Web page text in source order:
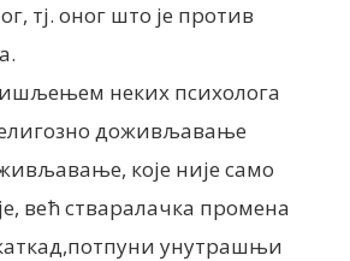
тј. оног што је против
неких психолога
доживљавање
које није само
већ стваралачка промена
унутрашњи